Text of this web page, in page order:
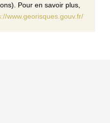
Pour en savoir plus,
www.georisques.gouv.fr/